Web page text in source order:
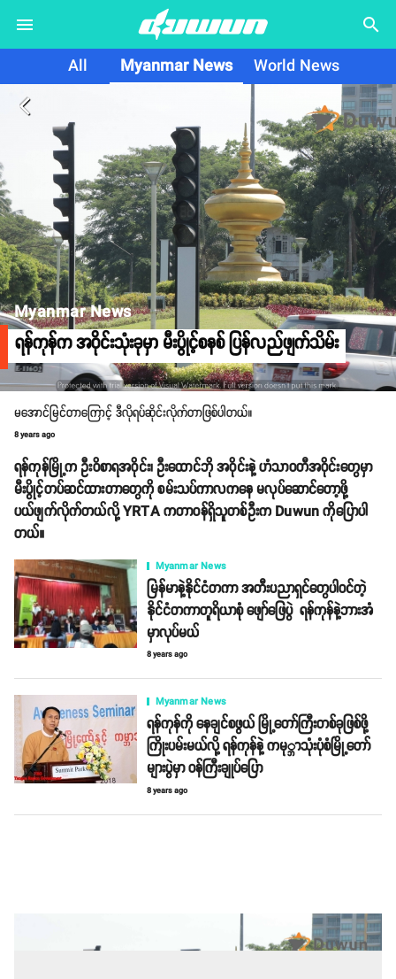
search
All Myanmar News World News
arrow_back_ios
Myanmar News
ရန်ကုန်က အဝိုင်းသုံးခုမှာ မီးပွိုင့်စနစ် ပြန်လည်ဖျက်သိမ်း
မအောင်မြင်တာကြောင့် ဒီလိုရပ်ဆိုင်းလိုက်တာဖြစ်ပါတယ်။
8 years ago
ရန်ကုန်မြို့က ဦးဝိစာရအဝိုင်း၊ ဦးထောင်ဘို အဝိုင်းနဲ့ ဟံသာဝတီအဝိုင်းတွေမှာ
မီးပွိုင့်တပ်ဆင်ထားတာတွေကို စမ်းသပ်ကာလကနေ မလုပ်ဆောင်တော့ဖို့
ပယ်ဖျက်လိုက်တယ်လို့ YRTA ကတာဝန်ရှိသူတစ်ဦးက Duwun ကိုပြောပါ
တယ်။
Myanmar News
မြန်မာနဲ့နိုင်ငံတကာ အတီးပညာရှင်တွေပါဝင်တဲ့
နိုင်ငံတကာတူရိယာစုံ ဖျော်ဖြေပွဲ ရန်ကုန်နဲ့ဘားအံ
မှာလုပ်မယ်
8 years ago
Myanmar News
ရန်ကုန်ကို နေချင်စဖွယ် မြို့တော်ကြီးတစ်ခုဖြစ်ဖို့
ကြိုးပမ်းမယ်လို့ ရန်ကုန်နဲ့ ကမု္ဘာသုံးပုံစံမြို့တော်
များပွဲမှာ ဝန်ကြီးချုပ်ပြော
8 years ago